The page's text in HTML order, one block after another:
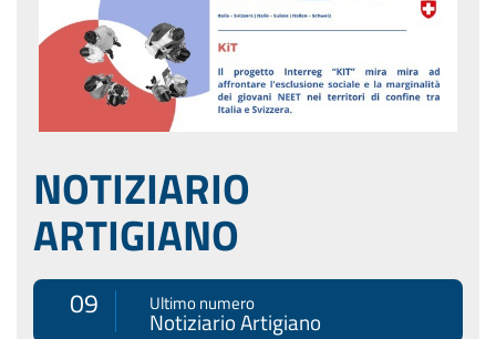
NOTIZIARIO
ARTIGIANO
09 Ultimo numero
Notiziario Artigiano